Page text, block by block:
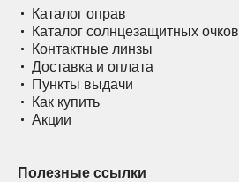
Каталог оправ
Каталог солнцезащитных очков
Контактные линзы
Доставка и оплата
Пункты выдачи
Как купить
Акции
Полезные ссылки